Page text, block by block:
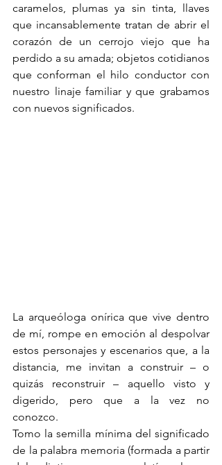
caramelos, plumas ya sin tinta, llaves
que incansablemente tratan de abrir el
corazón de un cerrojo viejo que ha
perdido a su amada; objetos cotidianos
que conforman el hilo conductor con
nuestro linaje familiar y que grabamos
con nuevos significados.
La arqueóloga onírica que vive dentro
de mí, rompe en emoción al despolvar
estos personajes y escenarios que, a la
distancia, me invitan a construir – o
quizás reconstruir – aquello visto y
digerido, pero que a la vez no
conozco.
Tomo la semilla mínima del significado
de la palabra memoria (formada a partir